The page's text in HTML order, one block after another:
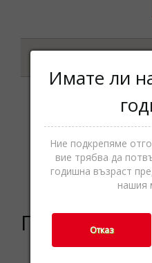
Категории
Подобни
Имате ли
Ние подкрепяме
вие трябва да
годишна възраст
нашия
Отказ